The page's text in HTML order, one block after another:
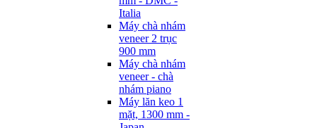
Italia
Máy chà nhám
veneer 2 trục
900 mm
Máy chà nhám
veneer - chà
nhám piano
Máy lăn keo 1
mặt, 1300 mm -